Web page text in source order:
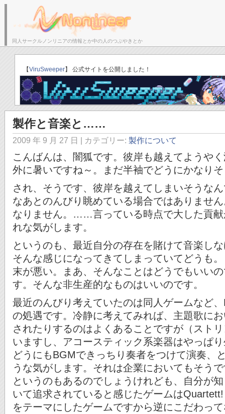
同人サークルノンリニアの情報とか中の人のつぶやきとか
【ViruSweeper】 公式サイトを公開しました！
製作と音楽と……
2009 年 9 月 27 日 | カテゴリー: 製作について
こんばんは、闇狐です。彼岸も越えてようや
外に暑いですね～。まだ半袖でどうにかなり
され、そうです、彼岸を越えてしまいそうな
なあとのんびり眺めている場合ではありませ
なりません。……言っている時点で大した貢
れな気がします。
というのも、最近自分の存在を賭けて音楽し
そんな感じになってきてしまっていてどうも
末が悪い。まあ、そんなことはどうでもいい
す。そんな非生産的なものはいいのです。
最近のんびり考えていたのは同人ゲームなど
の処遇です。冷静に考えてみれば、主題歌に
されたりするのはよくあることですが（スト
いますし、アコースティック系楽器はやっぱ
どうにもBGMできっちり奏者をつけて演奏、
うな気がします。それは企業においてもそう
というのもあるのでしょうけれども、自分が
いて追求されていると感じたゲームは
をテーマにしたゲームですから逆にこだわっ